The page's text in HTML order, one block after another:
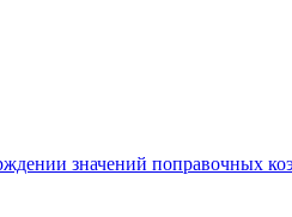
значений поправочных